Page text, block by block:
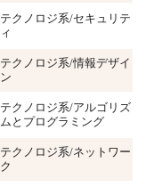
テクノロジ系/セキュリテ
ィ
テクノロジ系/情報デザイ
ン
テクノロジ系/アルゴリズ
ムとプログラミング
テクノロジ系/ネットワー
ク